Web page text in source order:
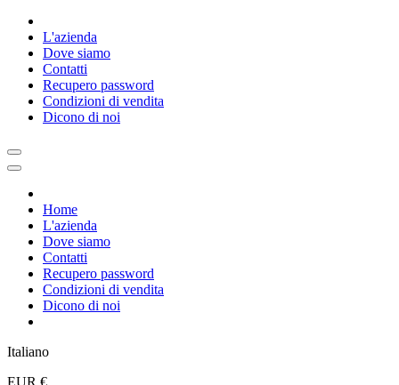
L'azienda
Dove siamo
Contatti
Recupero password
Condizioni di vendita
Dicono di noi
Home
L'azienda
Dove siamo
Contatti
Recupero password
Condizioni di vendita
Dicono di noi
Italiano
EUR €